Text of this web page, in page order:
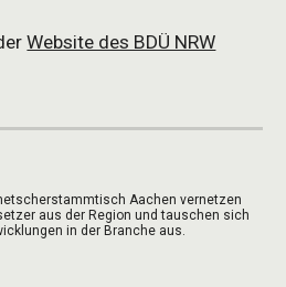
Website des BDÜ NRW
Aachen vernetzen
aus der Region und tauschen sich
in der Branche aus.